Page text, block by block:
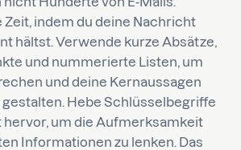
Zeit, indem du deine Nachricht
hältst. Verwende kurze Absätze,
und nummerierte Listen, um
und deine Kernaussagen
Hebe Schlüsselbegriffe
um die Aufmerksamkeit
Informationen zu lenken. Das